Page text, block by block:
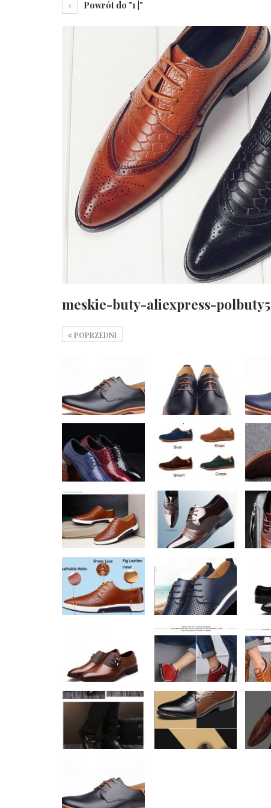
Powrót do "1 |"
meskie-buty-aliexpress-polbuty5
POPRZEDNI